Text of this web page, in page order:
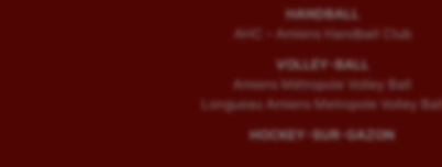
HANDBALL
AHC – Amiens Handball Club
VOLLEY-BALL
Amiens Métropole Volley Ball
Longueau Amiens Metropole Volley Ball
HOCKEY-SUR-GAZON